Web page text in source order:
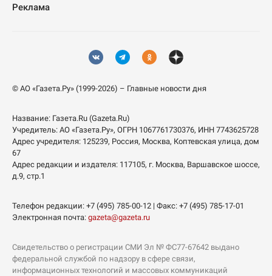
Реклама
© АО «Газета.Ру» (1999-2026) – Главные новости дня
Название: Газета.Ru (Gazeta.Ru)
Учредитель: АО «Газета.Ру», ОГРН 1067761730376, ИНН 7743625728
Адрес учредителя: 125239, Россия, Москва, Коптевская улица, дом
67
Адрес редакции и издателя: 117105, г. Москва, Варшавское шоссе,
д.9, стр.1
Телефон редакции: +7 (495) 785-00-12 | Факс: +7 (495) 785-17-01
Электронная почта: gazeta@gazeta.ru
Свидетельство о регистрации СМИ Эл № ФС77-67642 выдано
федеральной службой по надзору в сфере связи,
информационных технологий и массовых коммуникаций